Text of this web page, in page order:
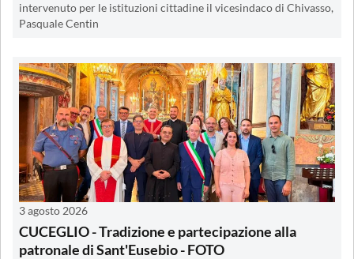
intervenuto per le istituzioni cittadine il vicesindaco di Chivasso,
Pasquale Centin
3 agosto 2026
CUCEGLIO - Tradizione e partecipazione alla
patronale di Sant'Eusebio - FOTO